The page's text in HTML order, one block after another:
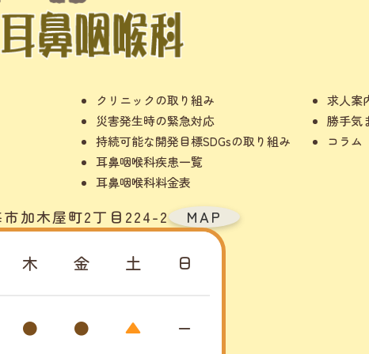
クリニックの取り組み
災害発生時の緊急対応
持続可能な開発目標SDGsの取り組み
耳鼻咽喉科疾患一覧
耳鼻咽喉科料金表
求人案
勝手気
コラム
加木屋町2丁目224-2 MAP
木 金 土 日
● ● ▲ ー